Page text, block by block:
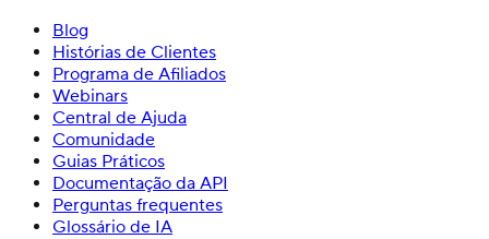
Blog
Histórias de Clientes
Programa de Afiliados
Webinars
Central de Ajuda
Comunidade
Guias Práticos
Documentação da API
Perguntas frequentes
Glossário de IA